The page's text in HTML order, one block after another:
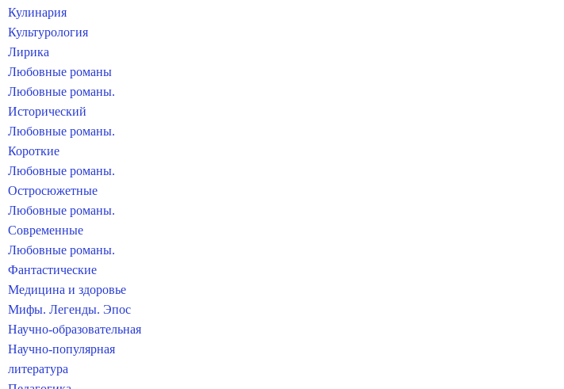
Кулинария
Культурология
Лирика
Любовные романы
Любовные романы.
Исторический
Любовные романы.
Короткие
Любовные романы.
Остросюжетные
Любовные романы.
Современные
Любовные романы.
Фантастические
Медицина и здоровье
Мифы. Легенды. Эпос
Научно-образовательная
Научно-популярная
литература